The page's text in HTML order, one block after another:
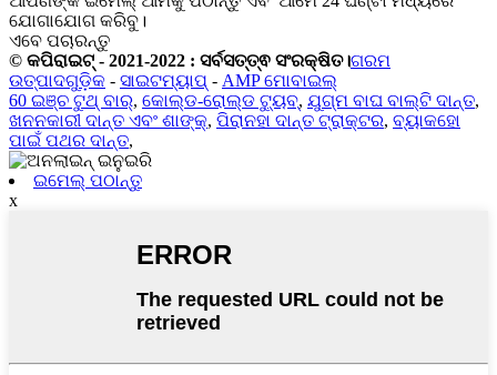
ଯୋଗାଯୋଗ କରିବୁ।
ଏବେ ପଚାରନ୍ତୁ
© କପିରାଇଟ୍ - 2021-2022 : ସର୍ବସତ୍ତ୍ଵ ସଂରକ୍ଷିତ।ଗରମ
ଉତ୍ପାଦଗୁଡ଼ିକ - ସାଇଟମ୍ୟାପ୍ - AMP ମୋବାଇଲ୍
60 ଇଞ୍ଚ ଟୁଥ୍ ବାର୍, କୋଲ୍ଡ-ରୋଲ୍ଡ ଟ୍ୟୁବ୍, ଯୁଗ୍ମ ବାଘ ବାଲ୍ଟି ଦାନ୍ତ,
ଖନନକାରୀ ଦାନ୍ତ ଏବଂ ଶାଙ୍କ୍, ପିରାନହା ଦାନ୍ତ ଟ୍ରାକ୍ଟର, ବ୍ୟାକହୋ
ପାଇଁ ପଥର ଦାନ୍ତ,
ଇମେଲ୍ ପଠାନ୍ତୁ
x